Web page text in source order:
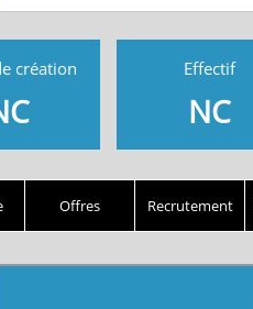
création Effectif
NC
Offres Recrutement